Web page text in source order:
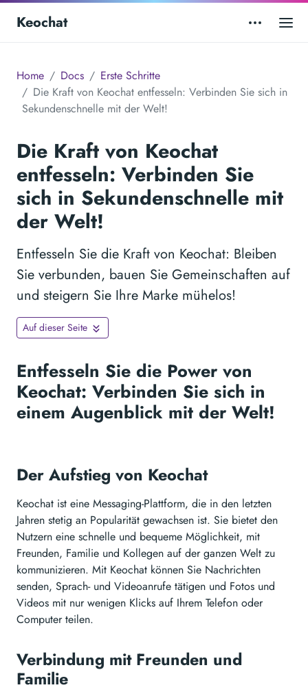
Keochat
Home Docs
Erste Schritte
Die Kraft von Keochat entfesseln: Verbinden Sie sich in
Sekundenschnelle mit der Welt!
Die Kraft von Keochat
entfesseln: Verbinden Sie
sich in Sekundenschnelle mit
der Welt!
Entfesseln Sie die Kraft von Keochat: Bleiben
Sie verbunden, bauen Sie Gemeinschaften auf
und steigern Sie Ihre Marke mühelos!
Auf dieser Seite
Entfesseln Sie die Power von
Keochat: Verbinden Sie sich in
einem Augenblick mit der Welt!
Der Aufstieg von Keochat
Keochat ist eine Messaging-Plattform, die in den letzten
Jahren stetig an Popularität gewachsen ist. Sie bietet den
Nutzern eine schnelle und bequeme Möglichkeit, mit
Freunden, Familie und Kollegen auf der ganzen Welt zu
kommunizieren. Mit Keochat können Sie Nachrichten
senden, Sprach- und Videoanrufe tätigen und Fotos und
Videos mit nur wenigen Klicks auf Ihrem Telefon oder
Computer teilen.
Verbindung mit Freunden und
Familie